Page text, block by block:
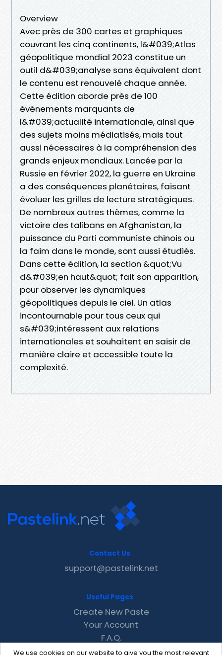
Overview
Avec près de 300 cartes et graphiques
couvrant les cinq continents, l&#039;Atlas
géopolitique mondial 2023 constitue un
outil d&#039;analyse sans équivalent dont
le contenu est renouvelé chaque année.
Cette édition aborde près de 100
événements marquants de
l&#039;actualité internationale, ainsi que
des sujets moins médiatisés, mais tout
aussi nécessaires à la compréhension des
grands enjeux mondiaux. Lancée par la
Russie en février 2022, la guerre en Ukraine
a des conséquences planétaires, faisant
évoluer les grilles de lecture stratégiques.
De nombreux autres thèmes, comme la
victoire des talibans en Afghanistan, la
puissance du Parti communiste chinois ou
la faim dans le monde, sont aussi étudiés.
Dans cette édition, la section &quot;Vu
d&#039;en haut&quot; fait son apparition,
pour observer les dynamiques
géopolitiques depuis le ciel. Un atlas
incontournable pour tous ceux qui
s&#039;intéressent aux relations
internationales et souhaitent en saisir de
manière claire et accessible toute la
complexité.
We use cookies on our website to give you the most relevant
Contact Us
support@pastelink.net
Useful Pages
Create New Paste
Your Account
F.A.Q.
Recent